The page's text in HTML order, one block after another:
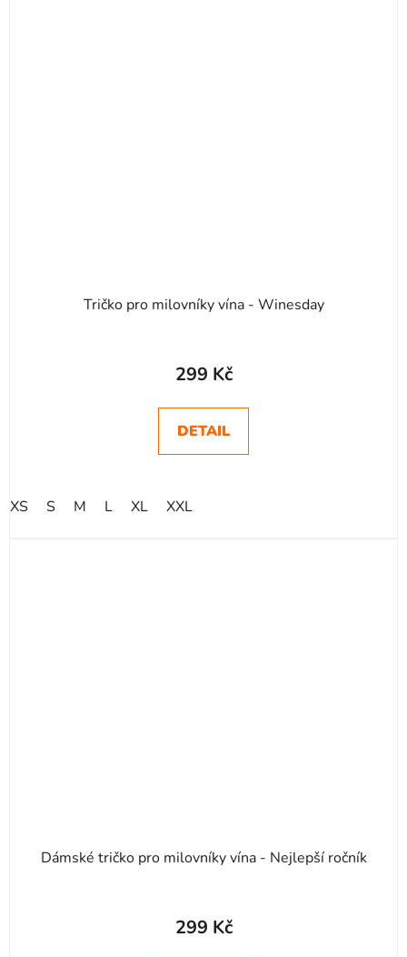
Tričko pro milovníky vína - Winesday
299 Kč
DETAIL
XS S M L XL XXL
Dámské tričko pro milovníky vína - Nejlepší ročník
299 Kč